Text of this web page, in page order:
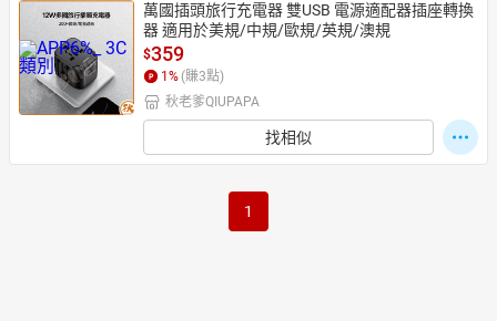
萬國插頭旅行充電器 雙USB 電源適配器插座轉換
器 適用於美規/中規/歐規/英規/澳規
$359
1 % (賺3點)
秋老爹QIUPAPA
找相似
1